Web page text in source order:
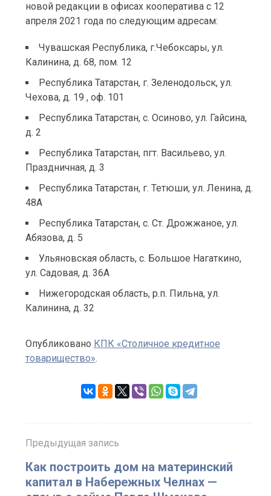
новой редакции в офисах кооператива с 12
апреля 2021 года по следующим адресам:
Чувашская Республика, г.Чебоксары, ул.
Калинина, д. 68, пом. 12
Республика Татарстан, г. Зеленодольск, ул.
Чехова, д. 19 , оф. 101
Республика Татарстан, с. Осиново, ул. Гайсина,
д. 2
Республика Татарстан, пгт. Васильево, ул.
Праздничная, д. 3
Республика Татарстан, г. Тетюши, ул. Ленина, д.
48А
Республика Татарстан, с. Ст. Дрожжаное, ул.
Абязова, д. 5
Ульяновская область, с. Большое Нагаткино,
ул. Садовая, д. 36А
Нижегородская область, р.п. Пильна, ул.
Калинина, д. 32
Опубликовано КПК «Столичное кредитное
товарищество».
Предыдущая запись
Как построить дом на материнский
капитал в Набережных Челнах —